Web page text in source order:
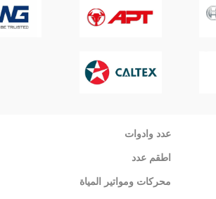
عدد وادوات
اطقم عدد
محركات ومواتير المياة